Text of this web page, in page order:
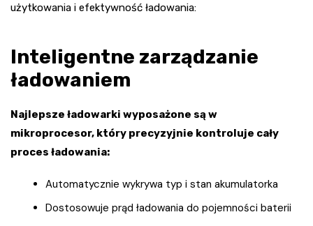
użytkowania i efektywność ładowania:
Inteligentne zarządzanie
ładowaniem
Najlepsze ładowarki wyposażone są w
mikroprocesor, który precyzyjnie kontroluje cały
proces ładowania:
Automatycznie wykrywa typ i stan akumulatorka
Dostosowuje prąd ładowania do pojemności baterii